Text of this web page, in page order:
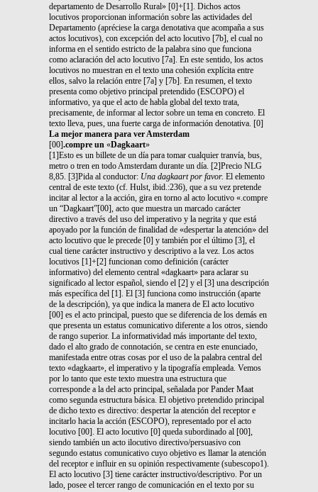
departamento de Desarrollo Rural» [0]+[1]. Dichos actos
locutivos proporcionan información sobre las actividades del
Departamento (apréciese la carga denotativa que acompaña a sus
actos locutivos), con excepción del acto locutivo [7b], el cual no
informa en el sentido estricto de la palabra sino que funciona
como aclaración del acto locutivo [7a]. En este sentido, los actos
locutivos no muestran en el texto una cohesión explícita entre
ellos, salvo la relación entre [7a] y [7b]. En resumen, el texto
presenta como objetivo principal pretendido (ESCOPO) el
informativo, ya que el acto de habla global del texto trata,
precisamente, de informar al lector sobre un tema en concreto. El
texto lleva, pues, una fuerte carga de información denotativa. [0]
La mejor manera para ver Amsterdam
[00].compre un «Dagkaart»
[1]Esto es un billete de un día para tomar cualquier tranvía, bus,
metro o tren en todo Amsterdam durante un día. [2]Precio NLG
8,85. [3]Pida al conductor: Una dagkaart por favor. El elemento
central de este texto (cf. Hulst, ibid.:236), que a su vez pretende
incitar al lector a la acción, gira en torno al acto locutivo «.compre
un “Dagkaart”[00], acto que muestra un marcado carácter
directivo a través del uso del imperativo y la negrita y que está
apoyado por la función de finalidad de «despertar la atención» del
acto locutivo que le precede [0] y también por el último [3], el
cual tiene carácter instructivo y descriptivo a la vez. Los actos
locutivos [1]+[2] funcionan como definición (carácter
informativo) del elemento central «dagkaart» para aclarar su
significado al lector español, siendo el [2] y el [3] una descripción
más específica del [1]. El [3] funciona como instrucción (aparte
de la descripción), ya que indica la manera de El acto locutivo
[00] es el acto principal, puesto que se diferencia de los demás en
que presenta un estatus comunicativo diferente a los otros, siendo
de rango superior. La informatividad más importante del texto,
dado el alto grado de connotación, se centra en este enunciado,
manifestada entre otras cosas por el uso de la palabra central del
texto «dagkaart», el imperativo y la tipografía empleada. Vemos
por lo tanto que este texto muestra una estructura que
corresponde a la del acto principal, señalada por Pander Maat
como segunda estructura básica. El objetivo pretendido principal
de dicho texto es directivo: despertar la atención del receptor e
incitarlo hacia la acción (ESCOPO), representado por el acto
locutivo [00]. El acto locutivo [0] queda subordinado al [00],
siendo también un acto ilocutivo directivo/persuasivo con
segundo estatus comunicativo cuyo objetivo es llamar la atención
del receptor e influir en su opinión respectivamente (subescopo1).
El acto locutivo [3] tiene carácter instructivo/descriptivo. Por un
lado, posee el tercer rango de comunicación en el texto por su